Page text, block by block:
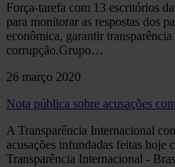
Força-tarefa com 13 escritórios
para monitorar as respostas dos
econômica, garantir
corrupção.Grupo…
26 março 2020
Nota pública sobre acusações
A Transparência Internacional
acusações infundadas feitas hoje
Transparência Internacional -